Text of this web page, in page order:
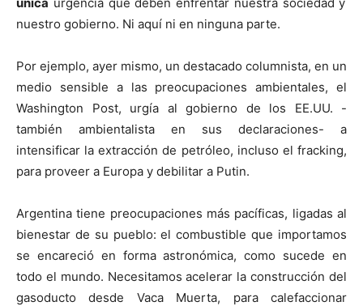
nuestro gobierno. Ni aquí ni en ninguna parte.
Por ejemplo, ayer mismo, un destacado columnista, en un
medio sensible a las preocupaciones ambientales, el
Washington Post, urgía al gobierno de los EE.UU. -
también ambientalista en sus declaraciones- a
intensificar la extracción de petróleo, incluso el fracking,
para proveer a Europa y debilitar a Putin.
Argentina tiene preocupaciones más pacíficas, ligadas al
bienestar de su pueblo: el combustible que importamos
se encareció en forma astronómica, como sucede en
todo el mundo. Necesitamos acelerar la construcción del
gasoducto desde Vaca Muerta, para calefaccionar